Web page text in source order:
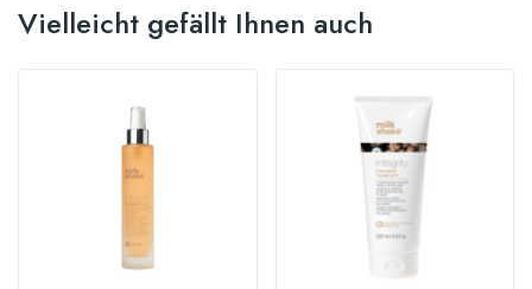
Vielleicht gefällt Ihnen auch